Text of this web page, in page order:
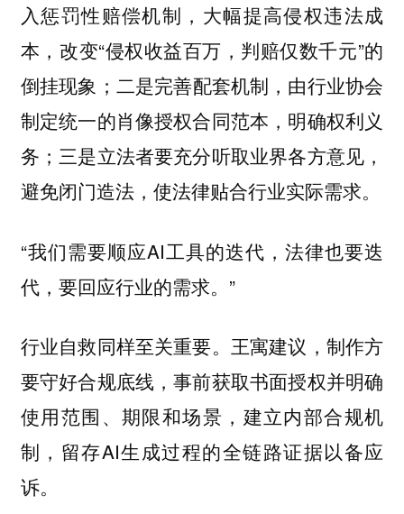
入惩罚性赔偿机制，大幅提高侵权违法成
本，改变“侵权收益百万，判赔仅数千元”的
倒挂现象；二是完善配套机制，由行业协会
制定统一的肖像授权合同范本，明确权利义
务；三是立法者要充分听取业界各方意见，
避免闭门造法，使法律贴合行业实际需求。
“我们需要顺应AI工具的迭代，法律也要迭
代，要回应行业的需求。”
行业自救同样至关重要。王寓建议，制作方
要守好合规底线，事前获取书面授权并明确
使用范围、期限和场景，建立内部合规机
制，留存AI生成过程的全链路证据以备应
诉。